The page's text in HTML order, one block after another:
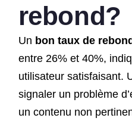
rebond?
Un bon taux de
entre 26% et 40%,
utilisateur satisfaisant.
signaler un problème
un contenu non